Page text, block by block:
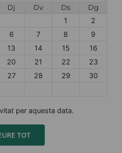
Dj Dv Ds Dg
1
2
6 7 8 9
13 14 15
16
20 21 22
23
27 28 29
30
per aquesta data.
TOT